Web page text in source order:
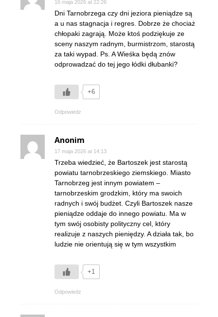
16 maja 2026 at 22:26
Dni Tarnobrzega czy dni jeziora pieniądze są
a u nas stagnacja i regres. Dobrze że chociaż
chłopaki zagrają. Może ktoś podziękuje ze
sceny naszym radnym, burmistrzom, starostą
za taki wypad. Ps. A Wieśka będą znów
odprowadzać do tej jego łódki dłubanki?
+6
Odpowiedz
Anonim
17 maja 2026 at 14:13
Trzeba wiedzieć, że Bartoszek jest starostą
powiatu tarnobrzeskiego ziemskiego. Miasto
Tarnobrzeg jest innym powiatem –
tarnobrzeskim grodzkim, który ma swoich
radnych i swój budżet. Czyli Bartoszek nasze
pieniądze oddaje do innego powiatu. Ma w
tym swój osobisty polityczny cel, który
realizuje z naszych pieniędzy. A działa tak, bo
ludzie nie orientują się w tym wszystkim
+1
Odpowiedz